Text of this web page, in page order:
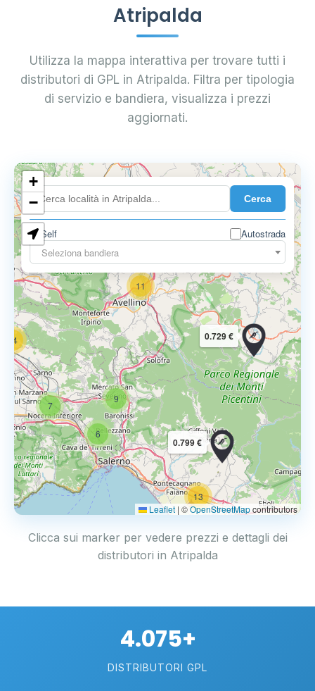
Atripalda
Utilizza la mappa interattiva per trovare tutti i
distributori di GPL in Atripalda. Filtra per tipologia
di servizio e bandiera, visualizza i prezzi
aggiornati.
Cerca
Self
Autostrada
Seleziona bandiera
6
13
7
9
14
11
0.799 €
0.729 €
0.699 €
+
−
Leaflet | ©OpenStreetMapcontributors
Clicca sui marker per vedere prezzi e dettagli dei
distributori in Atripalda
4.075+
DISTRIBUTORI GPL